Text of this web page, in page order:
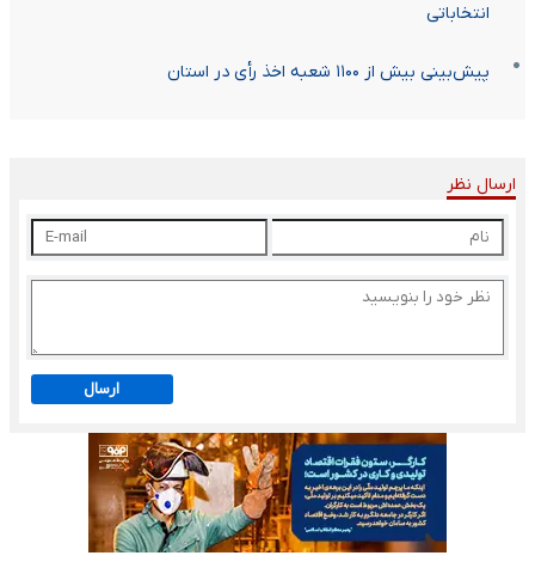
انتخاباتی
پیش‌بینی بیش از ۱۱۰۰ شعبه اخذ رأی در استان
ارسال نظر
ارسال